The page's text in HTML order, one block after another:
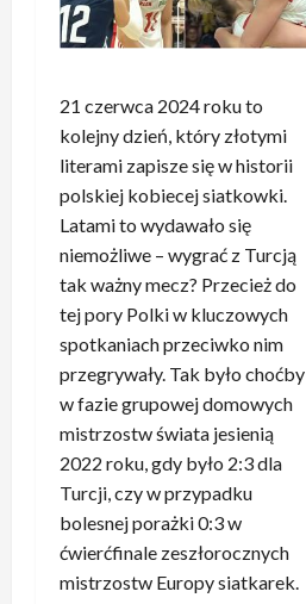
21 czerwca 2024 roku to
kolejny dzień, który złotymi
literami zapisze się w historii
polskiej kobiecej siatkowki.
Latami to wydawało się
niemożliwe – wygrać z Turcją
tak ważny mecz? Przecież do
tej pory Polki w kluczowych
spotkaniach przeciwko nim
przegrywały. Tak było choćby
w fazie grupowej domowych
mistrzostw świata jesienią
2022 roku, gdy było 2:3 dla
Turcji, czy w przypadku
bolesnej porażki 0:3 w
ćwierćfinale zeszłorocznych
mistrzostw Europy siatkarek.